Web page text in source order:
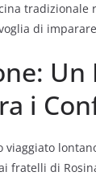
tradizionale
di
Un
i
viaggiato
fratelli di